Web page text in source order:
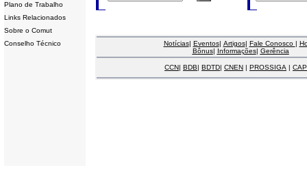
Plano de Trabalho
Links Relacionados
Sobre o Comut
Conselho Técnico
Notícias| Eventos| Artigos| Fale Conosco |
Bônus| Informações| Gerência
CCN| BDB| BDTD| CNEN | PROSSIGA |